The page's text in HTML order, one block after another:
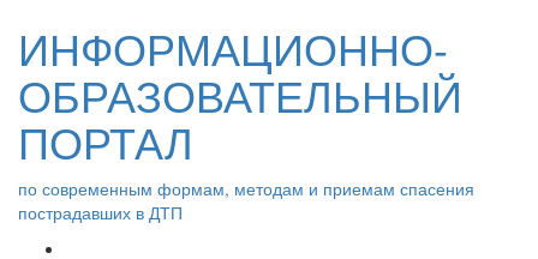
ИНФОРМАЦИОННО-
ОБРАЗОВАТЕЛЬНЫЙ
ПОРТАЛ
по современным формам, методам и приемам спасения
пострадавших в ДТП